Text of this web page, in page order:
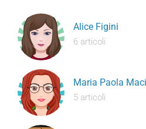
Alice Figini
6 articoli
Maria Paola
5 articoli